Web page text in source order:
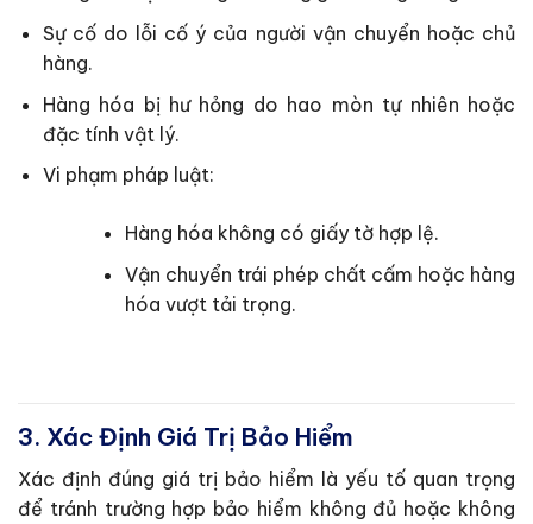
Sự cố do lỗi cố ý của người vận chuyển hoặc chủ
hàng.
Hàng hóa bị hư hỏng do hao mòn tự nhiên hoặc
đặc tính vật lý.
Vi phạm pháp luật:
Hàng hóa không có giấy tờ hợp lệ.
Vận chuyển trái phép chất cấm hoặc hàng
hóa vượt tải trọng.
3. Xác Định Giá Trị Bảo Hiểm
Xác định đúng giá trị bảo hiểm là yếu tố quan trọng
để tránh trường hợp bảo hiểm không đủ hoặc không